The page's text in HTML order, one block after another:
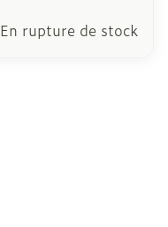
En rupture de stock